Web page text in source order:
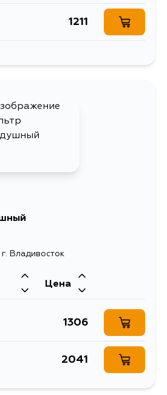
894
1211
Владивосток
Цена
1306
2041